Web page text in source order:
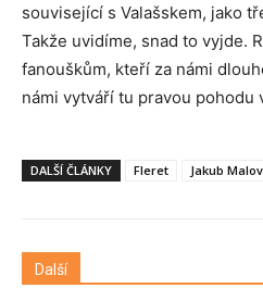
související s Valašskem, jako
Takže uvidíme, snad to vyjde.
fanouškům, kteří za námi
námi vytváří tu pravou pohodu
DALŠÍ ČLÁNKY Fleret Jakub
Další